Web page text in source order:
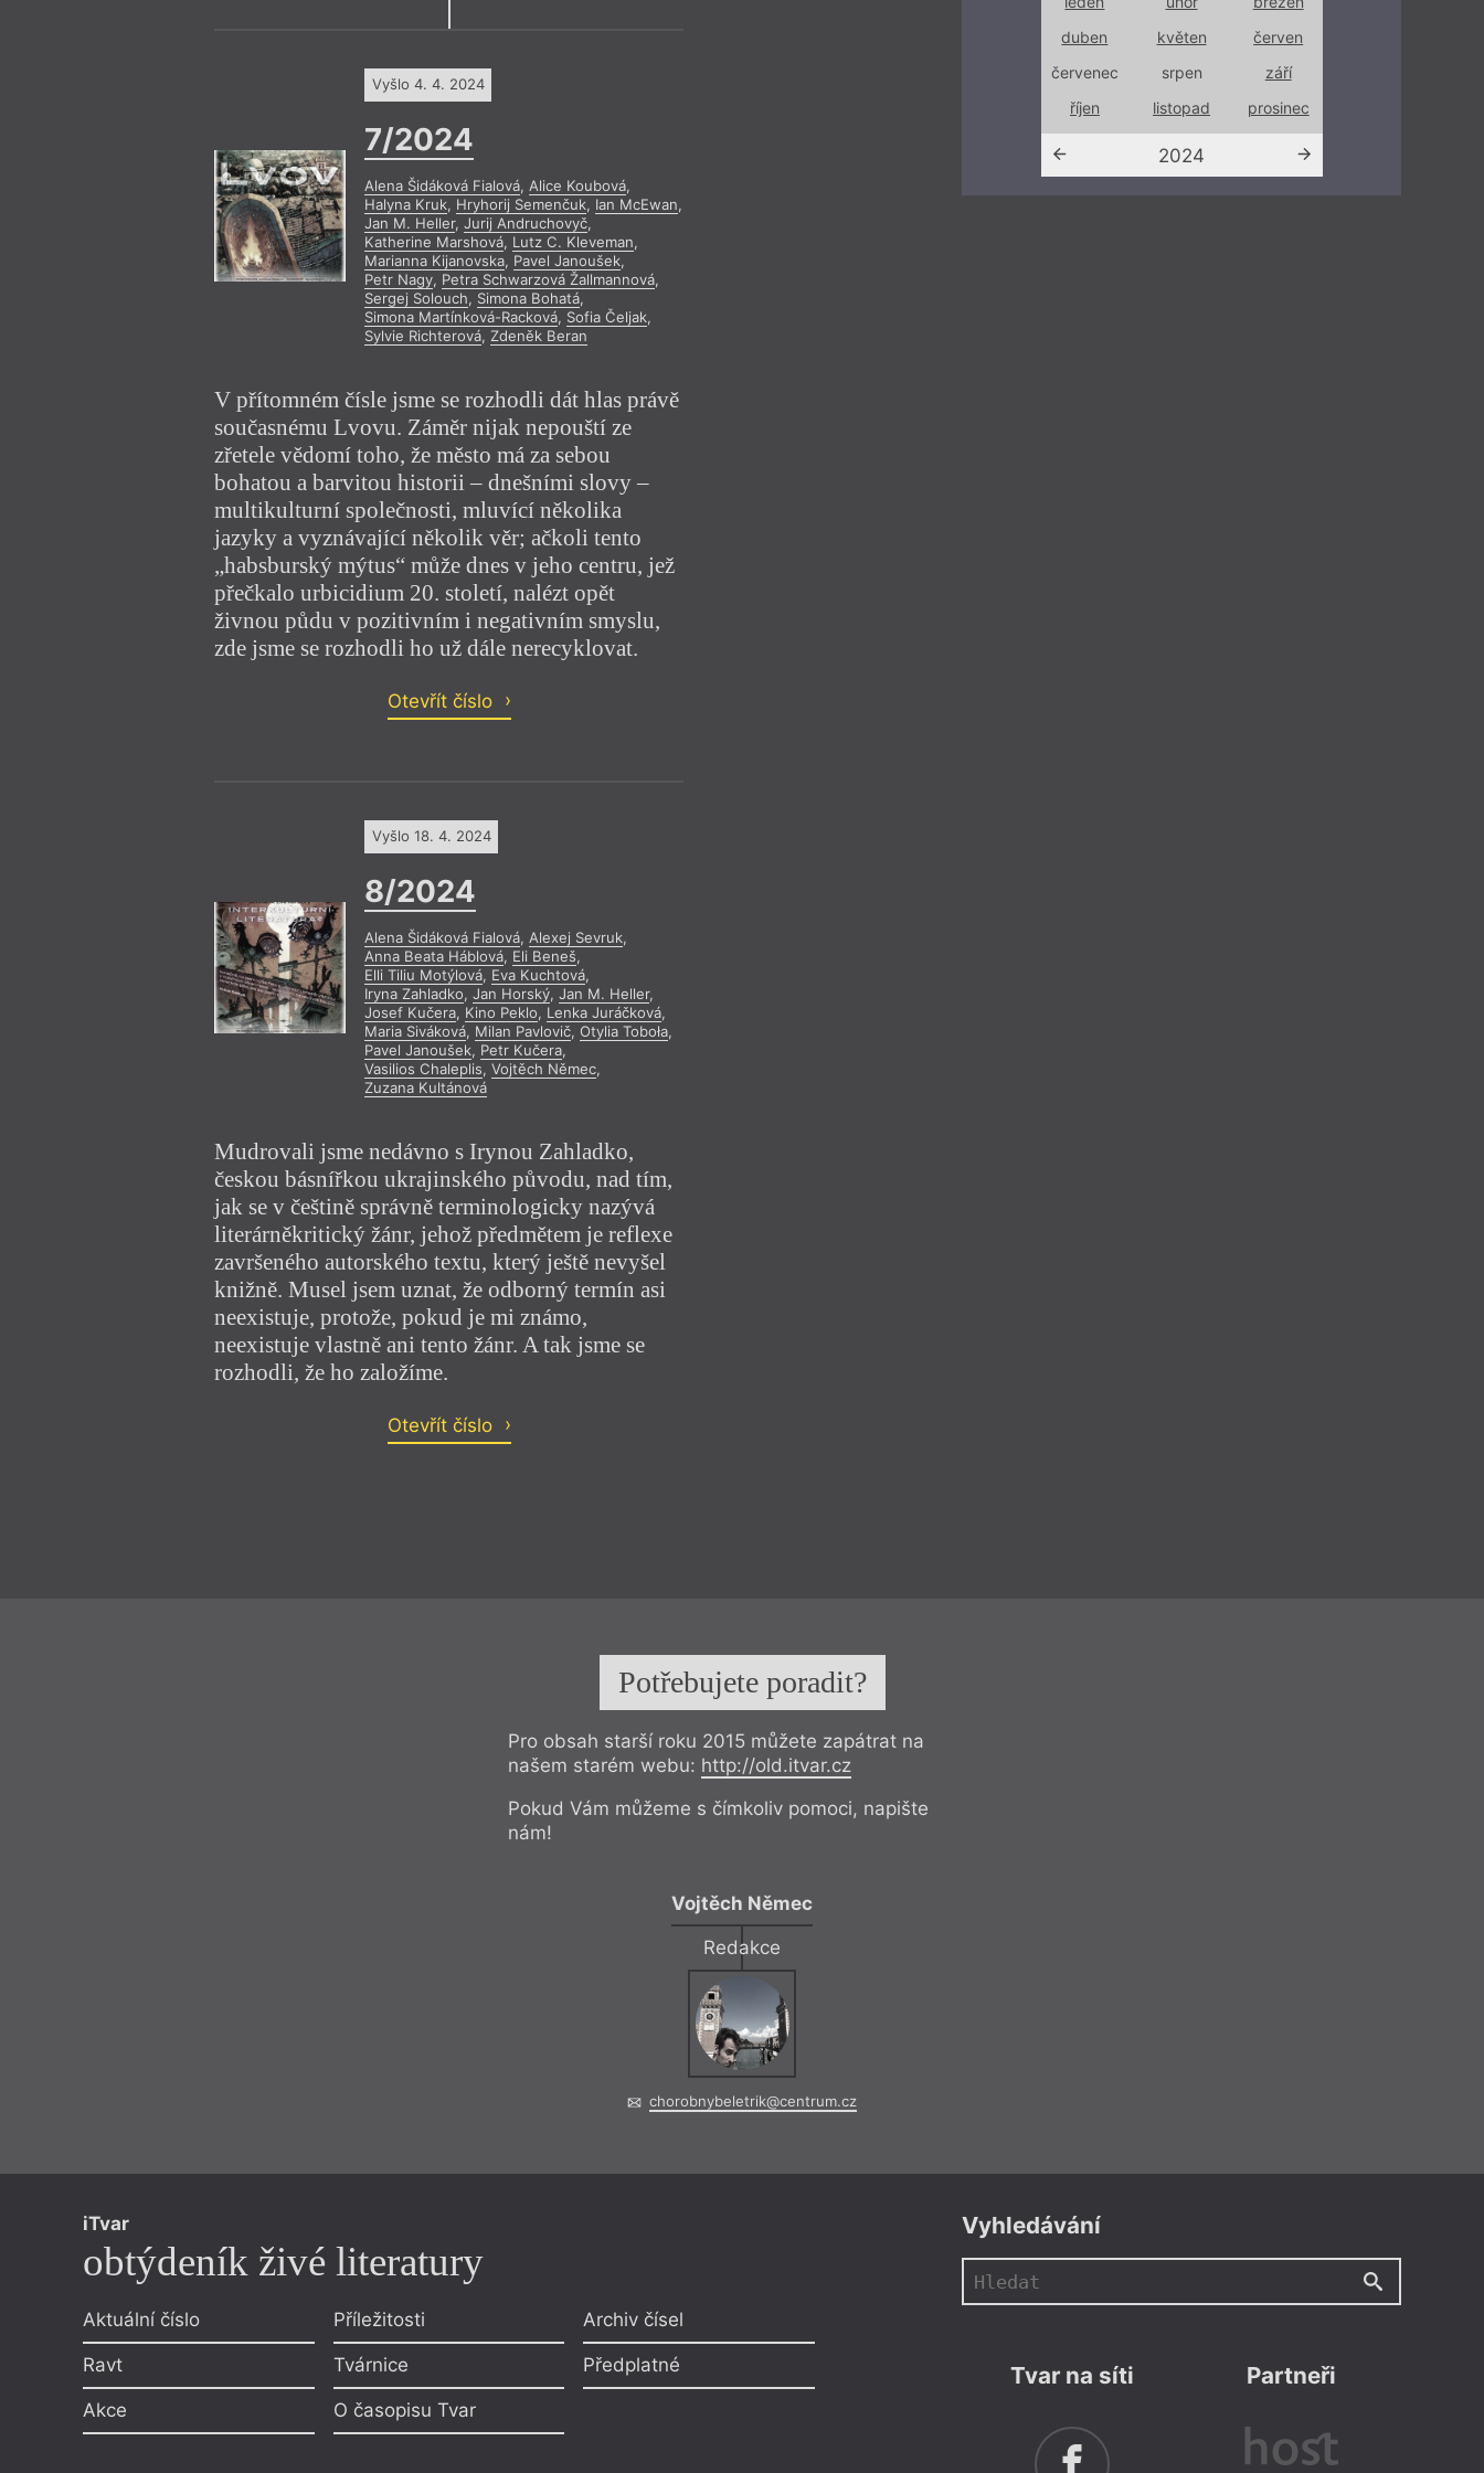
Výroční ceny
září
listopad prosinec
červenec
duben
květen
červen
červenec
srpen
září
říjen
listopad prosinec
2021 2024
Vyšlo 4. 4. 2024
7/2024
Alena Šidáková Fialová, Alice Koubová,
Halyna Kruk, Hryhorij Semenčuk, Ian McEwan,
Jan M. Heller, Jurij Andruchovyč,
Katherine Marshová, Lutz C. Kleveman,
Marianna Kijanovska, Pavel Janoušek,
Petr Nagy, Petra Schwarzová Žallmannová,
Sergej Solouch, Simona Bohatá,
Simona Martínková-Racková, Sofia Čeljak,
Sylvie Richterová, Zdeněk Beran
V přítomném čísle jsme se rozhodli dát hlas právě
současnému Lvovu. Záměr nijak nepouští ze
zřetele vědomí toho, že město má za sebou
bohatou a barvitou historii – dnešními slovy –
multikulturní společnosti, mluvící několika
jazyky a vyznávající několik věr; ačkoli tento
„habsburský mýtus“ může dnes v jeho centru, jež
přečkalo urbicidium 20. století, nalézt opět
živnou půdu v pozitivním i negativním smyslu,
zde jsme se rozhodli ho už dále nerecyklovat.
Otevřít číslo
Vyšlo 18. 4. 2024
8/2024
Alena Šidáková Fialová, Alexej Sevruk,
Anna Beata Háblová, Eli Beneš,
Elli Tiliu Motýlová, Eva Kuchtová,
Iryna Zahladko, Jan Horský, Jan M. Heller,
Josef Kučera, Kino Peklo, Lenka Juráčková,
Maria Siváková, Milan Pavlovič, Otylia Toboła,
Pavel Janoušek, Petr Kučera,
Vasilios Chaleplis, Vojtěch Němec,
Zuzana Kultánová
Mudrovali jsme nedávno s Irynou Zahladko,
českou básnířkou ukrajinského původu, nad tím,
jak se v češtině správně terminologicky nazývá
literárněkritický žánr, jehož předmětem je reflexe
završeného autorského textu, který ještě nevyšel
knižně. Musel jsem uznat, že odborný termín asi
neexistuje, protože, pokud je mi známo,
neexistuje vlastně ani tento žánr. A tak jsme se
rozhodli, že ho založíme.
Otevřít číslo
Potřebujete poradit?
Pro obsah starší roku 2015 můžete zapátrat na
našem starém webu: http://old.itvar.cz
Pokud Vám můžeme s čímkoliv pomoci, napište
nám!
Vojtěch Němec
Redakce
chorobnybeletrik@centrum.cz
iTvar
obtýdeník živé literatury
Aktuální číslo
Ravt
Akce
Příležitosti
Tvárnice
O časopisu Tvar
Archiv čísel
Předplatné
Vyhledávání
Tvar na síti Partneři